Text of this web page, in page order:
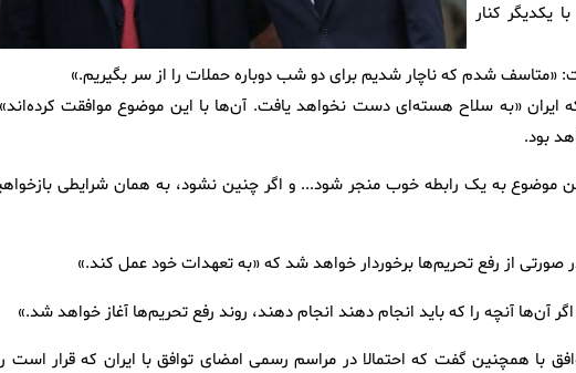
یکدیگر کنار
«متاسف شدم که ناچار شدیم برای دو شب دوباره حملات را از سر بگیریم.»
که ایران «به سلاح هسته‌ای دست نخواهد یافت. آن‌ها با این موضوع موافقت
بود.
موضوع به یک رابطه خوب منجر شود... و اگر چنین نشود، به همان شرایطی
صورتی از رفع تحریم‌ها برخوردار خواهد شد که «به تعهدات خود عمل کند.»
آن‌ها آنچه را که باید انجام دهند انجام دهند، روند رفع تحریم‌ها آغاز خواهد شد.»
با همچنین گفت که احتمالا در مراسم رسمی امضای توافق با ایران که قرار است